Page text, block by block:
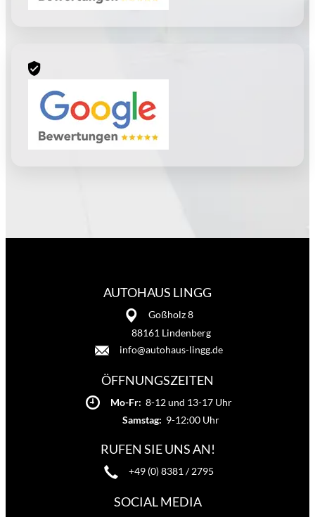
AUTOHAUS LINGG
Goßholz 8
88161 Lindenberg
info@autohaus-lingg.de
ÖFFNUNGSZEITEN
Mo-Fr: 8-12 und 13-17 Uhr
Samstag: 9-12:00 Uhr
RUFEN SIE UNS AN!
+49 (0) 8381 / 2795
SOCIAL MEDIA